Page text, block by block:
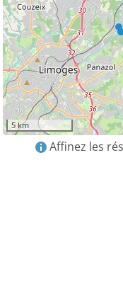
5 km
Affinez les